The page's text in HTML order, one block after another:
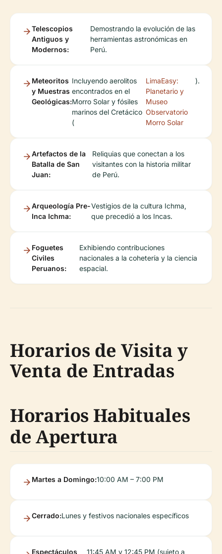
Telescopios
Antiguos y
Modernos:
Demostrando la evolución de las
herramientas astronómicas en
Perú.
Meteoritos
y Muestras
Geológicas:
Incluyendo aerolitos
encontrados en el
Morro Solar y fósiles
marinos del Cretácico
(
LimaEasy:
Planetario y
Museo
Observatorio
Morro Solar
).
Artefactos de la
Batalla de San
Juan:
Reliquias que conectan a los
visitantes con la historia militar
de Perú.
Arqueología Pre-
Inca Ichma:
Vestigios de la cultura Ichma,
que precedió a los Incas.
Foguetes
Civiles
Peruanos:
Exhibiendo contribuciones
nacionales a la cohetería y la ciencia
espacial.
Horarios de Visita y
Venta de Entradas
Horarios Habituales
de Apertura
Martes a Domingo:10:00 AM – 7:00 PM
Cerrado:Lunes y festivos nacionales específicos
Espectáculos 11:45 AM y 12:45 PM (sujeto a